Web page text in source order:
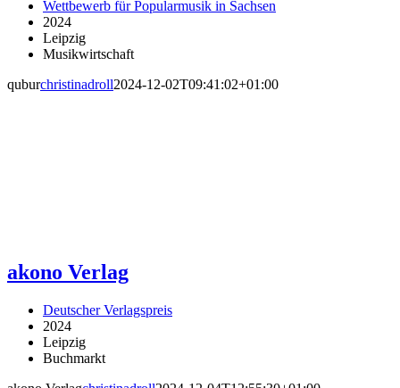
Wettbewerb für Popularmusik in Sachsen
2024
Leipzig
Musikwirtschaft
quburchristinadroll2024-12-02T09:41:02+01:00
akono Verlag
Deutscher Verlagspreis
2024
Leipzig
Buchmarkt